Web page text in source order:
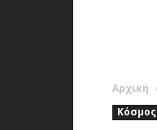
Αρχική
Κόσμος